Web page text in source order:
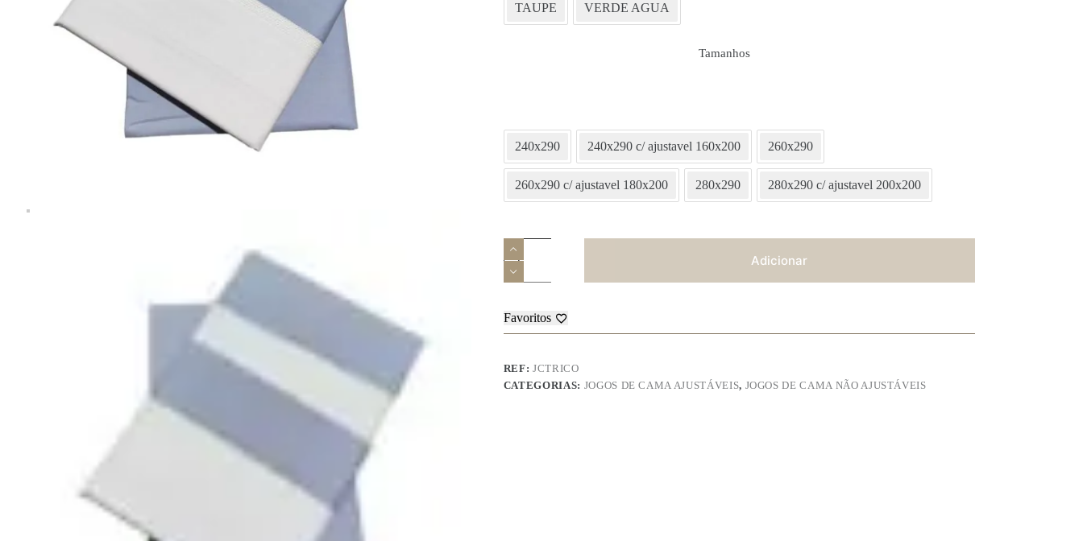
TAUPE VERDE AGUA
Tamanhos
240x290 240x290 c/ ajustavel 160x200 260x290
260x290 c/ ajustavel 180x200 280x290 280x290 c/ ajustavel 200x200
Quantidade
de
Jogo
de
-
Trico
Adicionar
Favoritos
REF:JCTRICO
CATEGORIAS: JOGOS DE CAMA AJUSTÁVEIS, JOGOS DE CAMA NÃO AJUSTÁVEIS